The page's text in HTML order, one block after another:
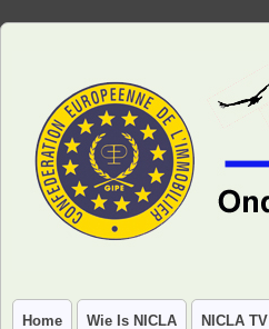
Home Wie Is NICLA NICLA TV